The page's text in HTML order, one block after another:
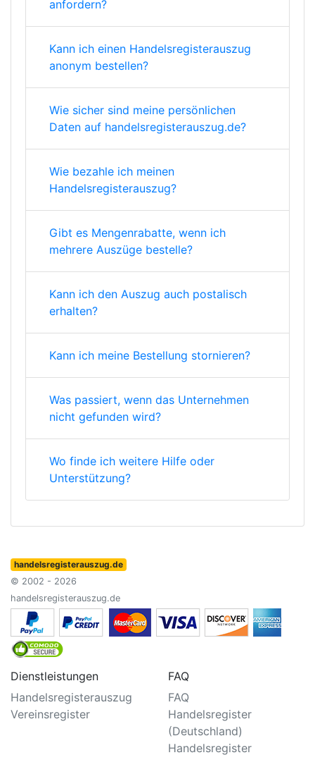
anfordern?
Kann ich einen Handelsregisterauszug
anonym bestellen?
Wie sicher sind meine persönlichen
Daten auf handelsregisterauszug.de?
Wie bezahle ich meinen
Handelsregisterauszug?
Gibt es Mengenrabatte, wenn ich
mehrere Auszüge bestelle?
Kann ich den Auszug auch postalisch
erhalten?
Kann ich meine Bestellung stornieren?
Was passiert, wenn das Unternehmen
nicht gefunden wird?
Wo finde ich weitere Hilfe oder
Unterstützung?
handelsregisterauszug.de
© 2002 - 2026
handelsregisterauszug.de
Dienstleistungen
Handelsregisterauszug
Vereinsregister
FAQ
FAQ
Handelsregister
(Deutschland)
Handelsregister